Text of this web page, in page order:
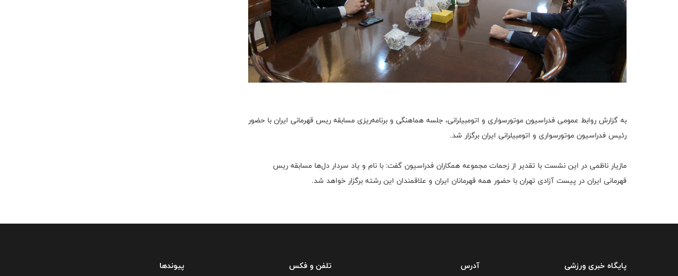
به گزارش روابط عمومی فدراسیون موتورسواری و اتومبیلرانی، جلسه هماهنگی و برنامه‌ریزی مسابقه ریس قهرمانی ایران با حضور
رئیس فدراسیون موتورسواری و اتومبیلرانی ایران برگزار شد.
مازیار ناظمی در این نشست با تقدیر از زحمات مجموعه همکاران فدراسیون گفت: با نام و یاد سردار دل‌ها مسابقه ریس
قهرمانی ایران در پیست آزادی تهران با حضور همه قهرمانان ایران و علاقمندان این رشته برگزار خواهد شد.
پایگاه خبری ورزشی آدرس تلفن و فکس پیوندها